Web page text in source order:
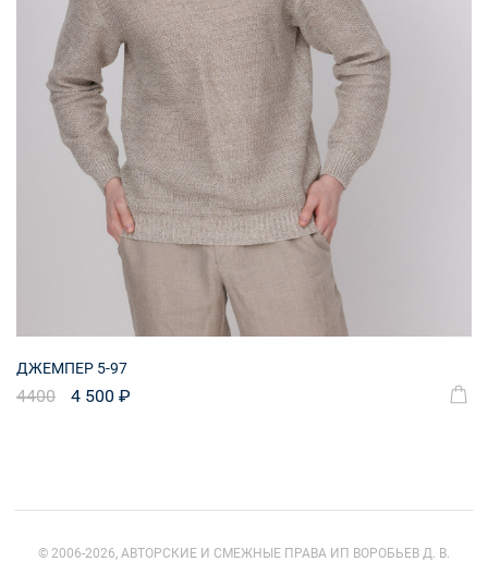
ДЖЕМПЕР 5-97
4400 4 500 ₽
© 2006-2026, АВТОРСКИЕ И СМЕЖНЫЕ ПРАВА ИП ВОРОБЬЕВ Д. В.